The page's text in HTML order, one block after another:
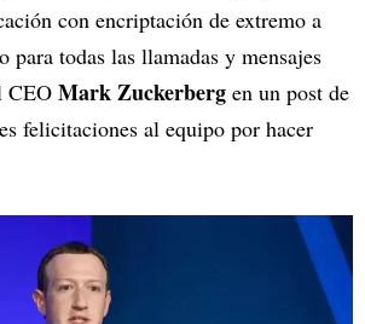
con encriptación de extremo a
para todas las llamadas y mensajes
CEO Mark Zuckerberg en un post de
felicitaciones al equipo por hacer